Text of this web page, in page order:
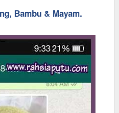
Bambu & Mayam.